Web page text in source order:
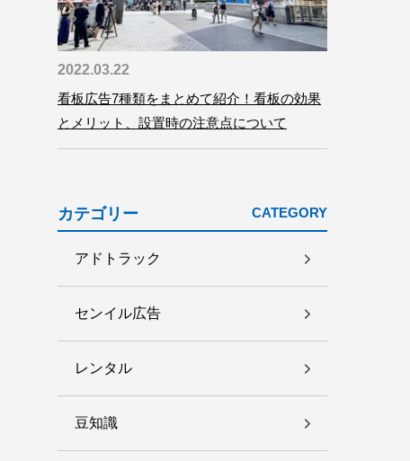
2022.03.22
看板広告7種類をまとめて紹介！看板の効果
とメリット、設置時の注意点について
カテゴリー CATEGORY
アドトラック
センイル広告
レンタル
豆知識